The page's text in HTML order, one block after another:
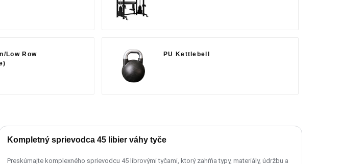
Low Row
PU Kettlebell
Kompletný sprievodca 45 libier váhy tyče
Preskúmajte komplexného sprievodcu 45 librovými tyčami, ktorý zahŕňa typy, materiály, údržbu a